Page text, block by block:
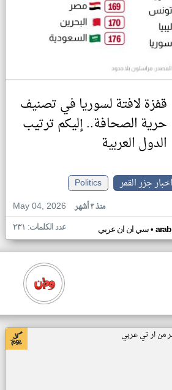
قفزة لافتة لسوريا في تصنيف
حرية الصحافة.. إليكم ترتيب
الدول العربية
اخبار جزر القمر
Politics
May 04, 2026
منذ ٣ أشهر
سي ان ان عربي• عدد الكلمات: ٢٣١
من ار تي عربي